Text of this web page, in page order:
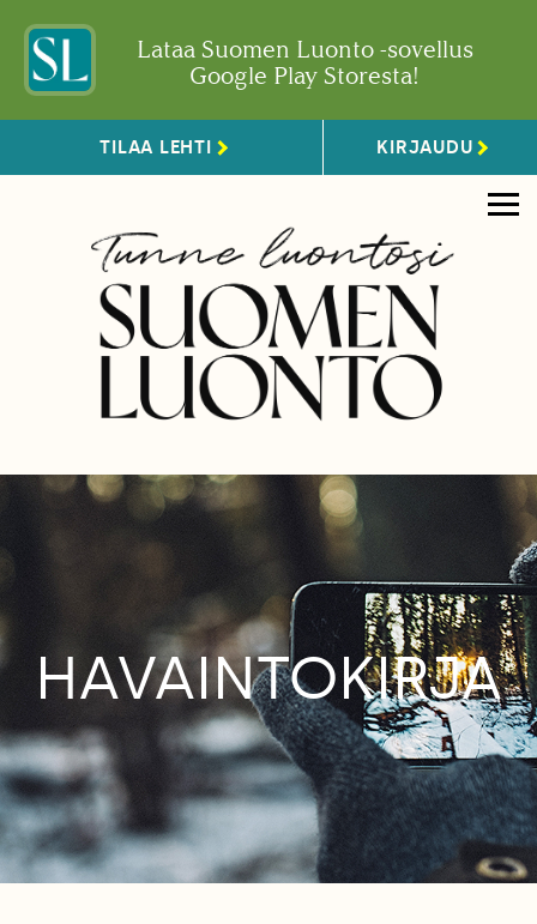
Lataa Suomen Luonto -sovellus
Google Play Storesta!
TILAA LEHTI KIRJAUDU
HAVAINTOKIRJA